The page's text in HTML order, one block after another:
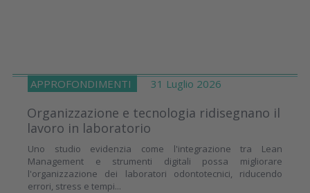
APPROFONDIMENTI 31 Luglio 2026
Organizzazione e tecnologia ridisegnano il
lavoro in laboratorio
Uno studio evidenzia come l'integrazione tra Lean
Management e strumenti digitali possa migliorare
l'organizzazione dei laboratori odontotecnici, riducendo
errori, stress e tempi...